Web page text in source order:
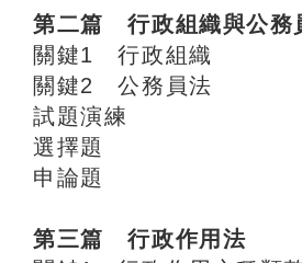
第二篇 行政組織與公務
關鍵1 行政組織
關鍵2 公務員法
試題演練
選擇題
申論題
第三篇 行政作用法